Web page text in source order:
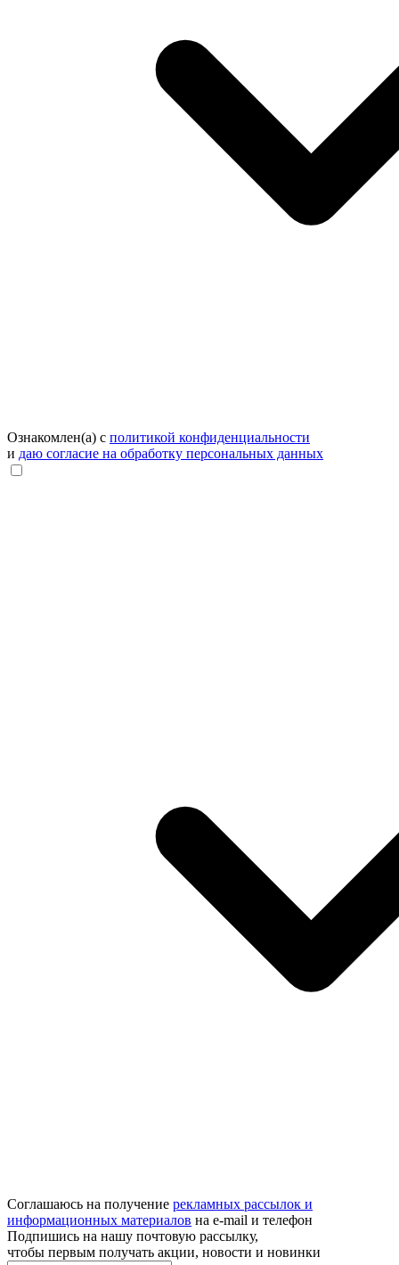
Ознакомлен(а) с политикой конфиденциальности
и даю согласие на обработку персональных данных
Соглашаюсь на получение рекламных рассылок и
информационных материалов на e‑mail и телефон
Подпишись на нашу почтовую рассылку,
чтобы первым получать акции, новости и новинки